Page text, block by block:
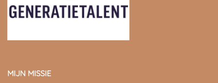
MIJN MISSIE